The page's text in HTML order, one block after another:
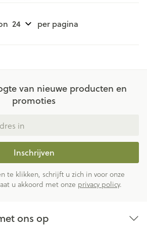
per pagina
van nieuwe producten en
promoties
Inschrijven
te klikken, schrijft u zich in voor onze
u akkoord met onze privacy policy.
ons op